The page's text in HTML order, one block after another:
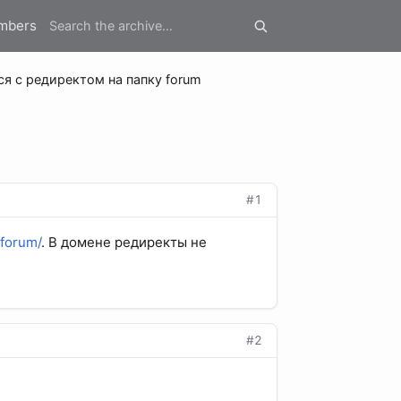
с редиректом на папку forum
#1
. В домене редиректы не
#2